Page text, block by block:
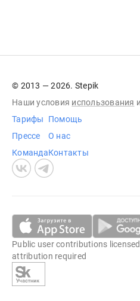
© 2013 — 2026. Stepik
Наши условия использования и
Тарифы
Прессе
Команда
Помощь
О нас
Контакты
Public user contributions
attribution required